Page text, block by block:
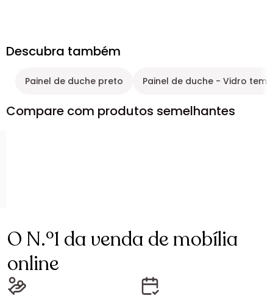
Descubra também
Painel de duche preto Painel de duche - Vidro
Compare com produtos semelhantes
O N.º1 da venda de mobília
online